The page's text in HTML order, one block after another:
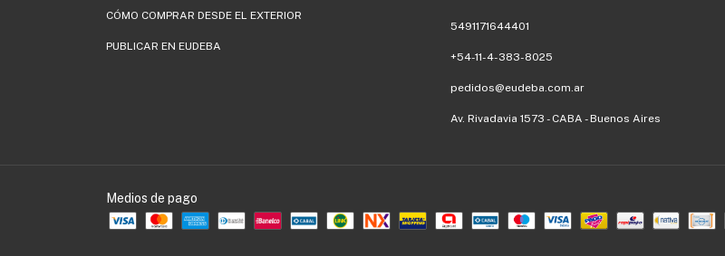
CÓMO COMPRAR DESDE EL EXTERIOR
PUBLICAR EN EUDEBA
5491171644401
+54-11-4-383-8025
pedidos@eudeba.com.ar
Av. Rivadavia 1573 - CABA - Buenos Aires
Medios de pago